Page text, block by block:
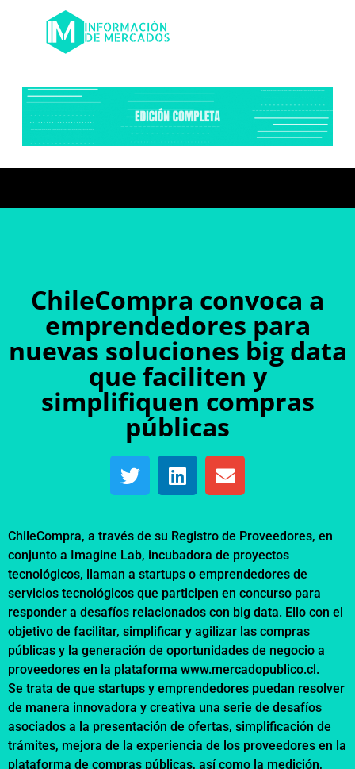
ChileCompra convoca a
emprendedores para
nuevas soluciones big data
que faciliten y
simplifiquen compras
públicas
ChileCompra, a través de su Registro de Proveedores, en
conjunto a Imagine Lab, incubadora de proyectos
tecnológicos, llaman a startups o emprendedores de
servicios tecnológicos que participen en concurso para
responder a desafíos relacionados con big data. Ello con el
objetivo de facilitar, simplificar y agilizar las compras
públicas y la generación de oportunidades de negocio a
proveedores en la plataforma www.mercadopublico.cl .
Se trata de que startups y emprendedores puedan resolver
de manera innovadora y creativa una serie de desafíos
asociados a la presentación de ofertas, simplificación de
trámites, mejora de la experiencia de los proveedores en la
plataforma de compras públicas, así como la medición,